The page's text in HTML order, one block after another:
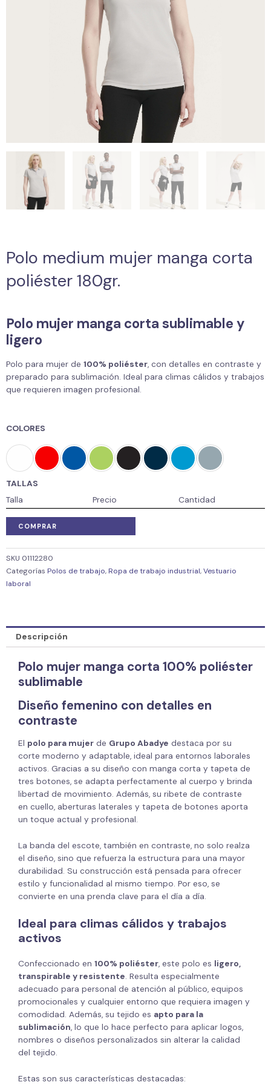
Polo medium mujer manga corta
poliéster 180gr.
Polo mujer manga corta sublimable y
ligero
Polo para mujer de 100% poliéster, con detalles en contraste y
preparado para sublimación. Ideal para climas cálidos y trabajos
que requieren imagen profesional.
COLORES
TALLAS
Talla
Precio Cantidad
COMPRAR
SKU 01112280
Categorías Polos de trabajo,Ropa de trabajo industrial,Vestuario
laboral
Descripción
Polo mujer manga corta 100% poliéster
sublimable
Diseño femenino con detalles en
contraste
El polo para mujer de Grupo Abadye destaca por su
corte moderno y adaptable, ideal para entornos laborales
activos. Gracias a su diseño con manga corta y tapeta de
tres botones, se adapta perfectamente al cuerpo y brinda
libertad de movimiento. Además, su ribete de contraste
en cuello, aberturas laterales y tapeta de botones aporta
un toque actual y profesional.
La banda del escote, también en contraste, no solo realza
el diseño, sino que refuerza la estructura para una mayor
durabilidad. Su construcción está pensada para ofrecer
estilo y funcionalidad al mismo tiempo. Por eso, se
convierte en una prenda clave para el día a día.
Ideal para climas cálidos y trabajos
activos
Confeccionado en 100% poliéster, este polo es ligero,
transpirable y resistente. Resulta especialmente
adecuado para personal de atención al público, equipos
promocionales y cualquier entorno que requiera imagen y
comodidad. Además, su tejido es apto para la
sublimación, lo que lo hace perfecto para aplicar logos,
nombres o diseños personalizados sin alterar la calidad
del tejido.
Estas son sus características destacadas: